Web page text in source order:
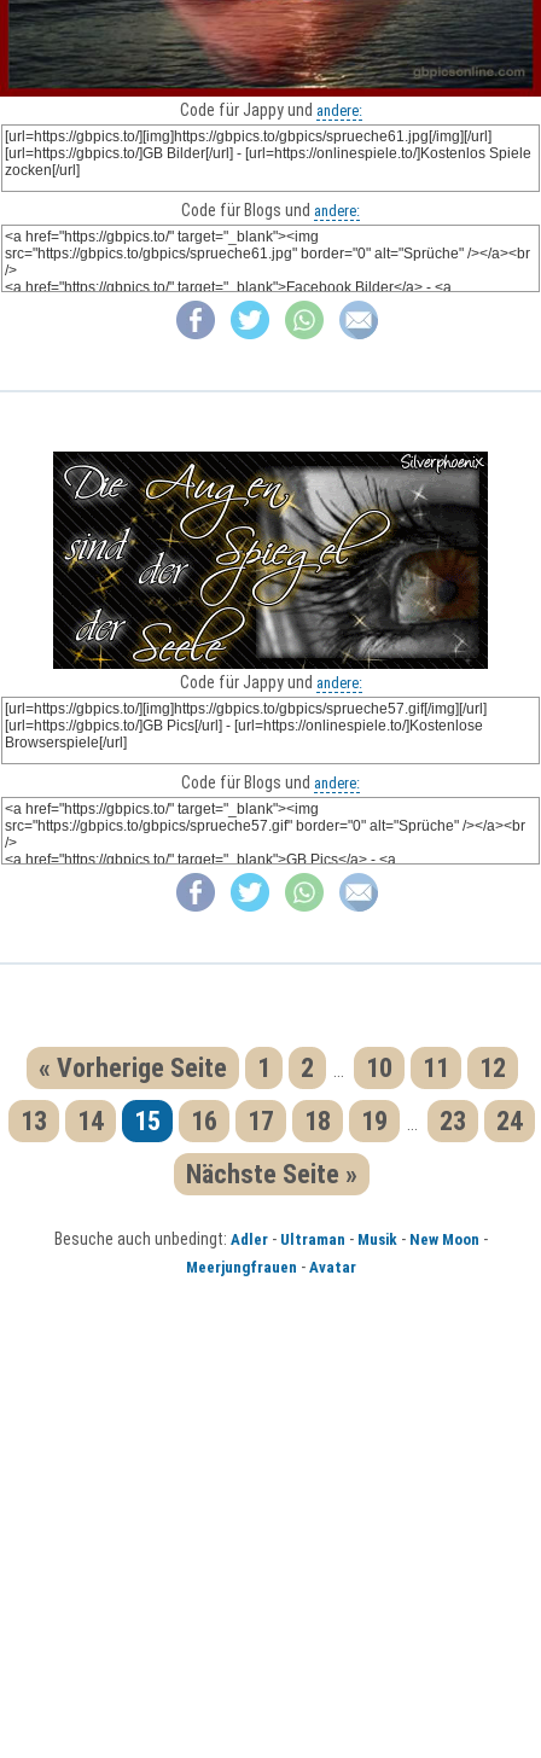
Code für Jappy und andere:
Code für Blogs und andere:
Code für Jappy und andere:
Code für Blogs und andere:
« Vorherige Seite 1 2 ... 10 11
12
13
14 15 16 17 18 19 ... 23
24
Nächste Seite »
Besuche auch unbedingt: Adler- Ultraman - Musik- New Moon -
Meerjungfrauen - Avatar